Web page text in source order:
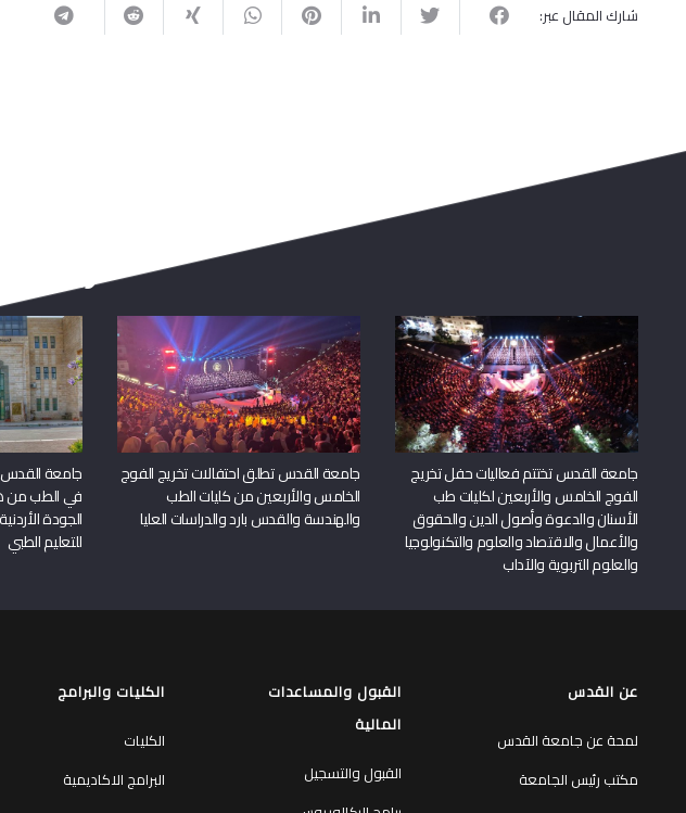
شارك المقال عبر:
ربما
جامعة القدس تختتم فعاليات حفل تخريج
الفوج الخامس والأربعين لكليات طب
الأسنان والدعوة وأصول الدين والحقوق
والأعمال والاقتصاد والعلوم والتكنولوجيا
والعلوم التربوية والآداب
جامعة القدس تطلق احتفالات تخريج الفوج
الخامس والأربعين من كليات الطب
والهندسة والقدس بارد والدراسات العليا
جامعة القدس
في الطب من
الجودة
للتعليم الطبي
عن القدس
لمحة عن جامعة القدس
مكتب رئيس الجامعة
القبول والمساعدات
المالية
القبول والتسجيل
الكليات والبرامج
الكليات
البرامج الاكاديمية